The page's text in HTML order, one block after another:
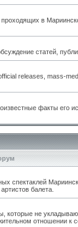
в
статей,
releases, mass-
факты его
спектаклей
балета.
которые не
отношении к